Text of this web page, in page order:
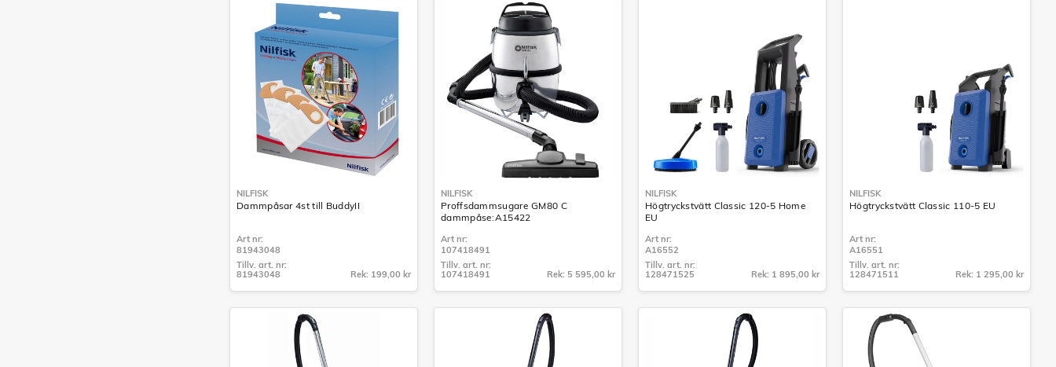
NILFISK
Dammpåsar 4st till BuddyII
Art nr:
81943048
81943048
Tillv. art. nr:
81943048
Rek: 199,00 kr
NILFISK
Proffsdammsugare GM80 C
dammpåse:A15422
Art nr:
107418491
107418491
Tillv. art. nr:
107418491
Rek: 5 595,00 kr
NILFISK
Högtryckstvätt Classic 120-5 Home
EU
Art nr:
A16552
128471525
Tillv. art. nr:
128471525
Rek: 1 895,00 kr
NILFISK
Högtryckstvätt Classic 110-5 EU
Art nr:
A16551
128471511
Tillv. art. nr:
128471511
Rek: 1 295,00 kr